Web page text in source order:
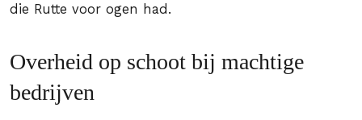
die Rutte voor ogen had.
Overheid op schoot bij machtige
bedrijven